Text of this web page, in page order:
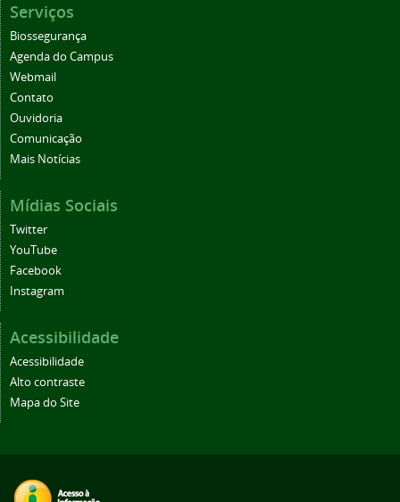
Serviços
Biossegurança
Agenda do Campus
Webmail
Contato
Ouvidoria
Comunicação
Mais Notícias
Mídias Sociais
Twitter
YouTube
Facebook
Instagram
Acessibilidade
Acessibilidade
Alto contraste
Mapa do Site